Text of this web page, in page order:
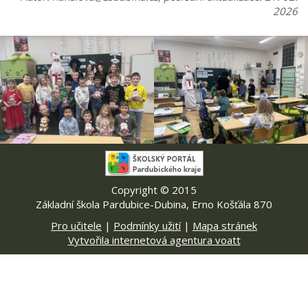
2026
Copyright © 2015
Základní škola Pardubice-Dubina, Erno Košťála 870
Pro učitele | Podmínky užití| Mapa stránek
Vytvořila internetová agentura voatt